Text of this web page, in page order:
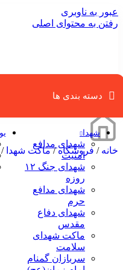
عبور به ناوبری
رفتن به محتوای اصلی
دسته بندی ها
شهدا
شهدای مدافع
امنیت
شهدای جنگ ۱۲
روزه
شهدای مدافع
حرم
شهدای دفاع
مقدس
ماکت شهدای
سلامت
سربازان گمنام
خانه/ فروشگاه/ ماکت شهدا/